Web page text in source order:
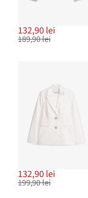
132,90 lei
189,90 lei
132,90 lei
199,90 lei